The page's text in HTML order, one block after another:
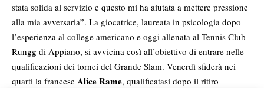
stata solida al servizio e questo mi ha aiutata a mettere pressione
alla mia avversaria”. La giocatrice, laureata in psicologia dopo
l’esperienza al college americano e oggi allenata al Tennis Club
Rungg di Appiano, si avvicina così all’obiettivo di entrare nelle
qualificazioni dei tornei del Grande Slam. Venerdì sfiderà nei
quarti la francese Alice Rame, qualificatasi dopo il ritiro